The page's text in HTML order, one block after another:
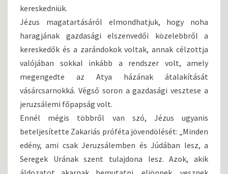
kereskedniük.
Jézus magatartásáról elmondhatjuk, hogy noha
haragjának gazdasági elszenvedői közelebbről a
kereskedők és a zarándokok voltak, annak célzottja
valójában sokkal inkább a rendszer volt, amely
megengedte az Atya házának átalakítását
vásárcsarnokká. Végső soron a gazdasági vesztese a
jeruzsálemi főpapság volt.
Ennél mégis többről van szó, Jézus ugyanis
beteljesítette Zakariás próféta jövendölését: „Minden
edény, ami csak Jeruzsálemben és Júdában lesz, a
Seregek Urának szent tulajdona lesz. Azok, akik